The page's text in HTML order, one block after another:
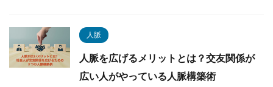
人脈
人脈を広げるメリットとは？交友関係が
広い人がやっている人脈構築術